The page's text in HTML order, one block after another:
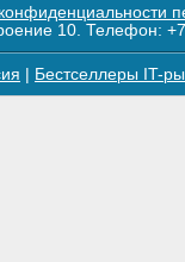
10. Телефон:
Бестселлеры IT-